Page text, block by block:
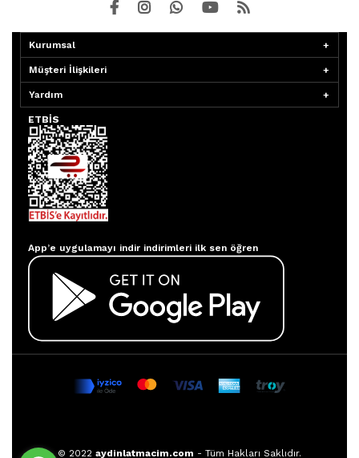
Kurumsal
Müşteri İlişkileri
Yardım
ETBİS
App’e uygulamayı indir indirimleri ilk sen öğren
© 2022 aydinlatmacim.com - Tüm Hakları Saklıdır.